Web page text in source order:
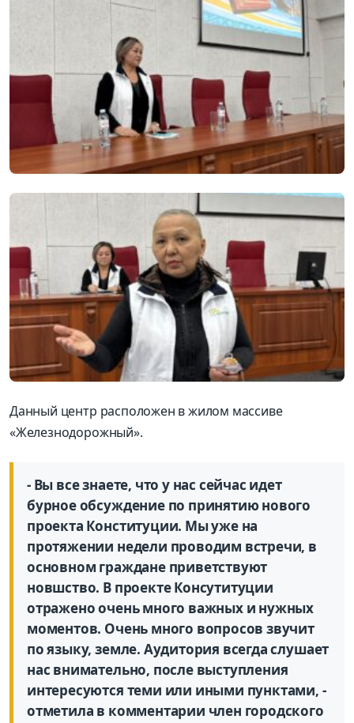
Данный центр расположен в жилом массиве
«Железнодорожный».
- Вы все знаете, что у нас сейчас идет
бурное обсуждение по принятию нового
проекта Конституции. Мы уже на
протяжении недели проводим встречи, в
основном граждане приветствуют
новшство. В проекте Консутитуции
отражено очень много важных и нужных
моментов. Очень много вопросов звучит
по языку, земле. Аудитория всегда слушает
нас внимательно, после выступления
интересуются теми или иными пунктами, -
отметила в комментарии член городского